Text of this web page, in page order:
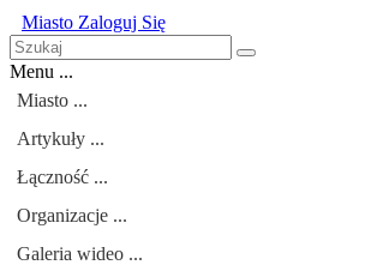
Miasto Zaloguj Się
Menu ...
Miasto ...
Artykuły ...
Łączność ...
Organizacje ...
Galeria wideo ...